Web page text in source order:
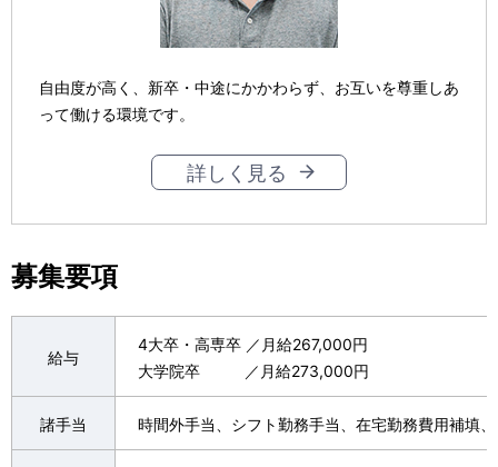
自由度が高く、新卒・中途にかかわらず、お互いを尊重しあ
って働ける環境です。
詳しく見る
募集要項
給与
4大卒・高専卒 ／月給267,000円
大学院卒 ／月給273,000円
諸手当 時間外手当、シフト勤務手当、在宅勤務費用補填